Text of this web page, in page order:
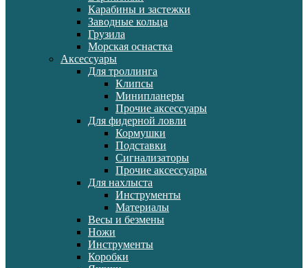
Карабины и застежки
Заводные кольца
Грузила
Морская оснастка
Аксессуары
Для троллинга
Клипсы
Минипланеры
Прочие аксессуары
Для фидерной ловли
Кормушки
Подставки
Сигнализаторы
Прочие аксессуары
Для нахлыста
Инструменты
Материалы
Весы и безмены
Ножи
Инструменты
Коробки